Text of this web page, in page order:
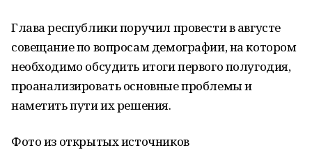
Глава республики поручил провести в августе
совещание по вопросам демографии, на котором
необходимо обсудить итоги первого полугодия,
проанализировать основные проблемы и
наметить пути их решения.
Фото из открытых источников